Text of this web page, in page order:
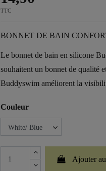
TTC
BONNET DE BAIN
Le bonnet de bain en silicone
souhaitent un bonnet de qualité
Buddyswim améliorent la
Couleur
Ajouter